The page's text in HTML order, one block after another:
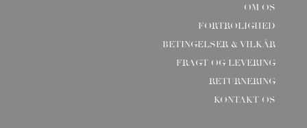
OM OS
FORTROLIGHED
BETINGELSER & VILKÅR
FRAGT OG LEVERING
RETURNERING
KONTAKT OS